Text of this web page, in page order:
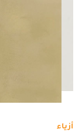
أزياء